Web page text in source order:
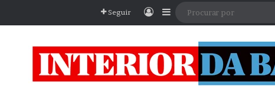
Seguir EntrarBarra Lateral